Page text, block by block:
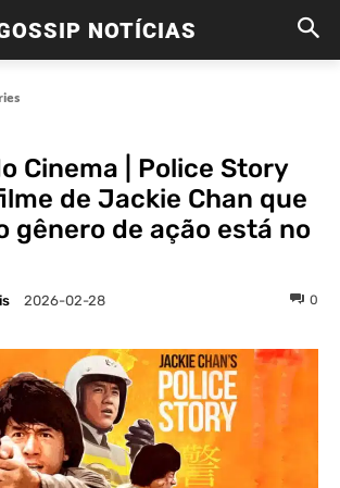
NOTÍCIAS
Cinema | Police Story
de Jackie Chan que
gênero de ação está no
2026-02-28 0